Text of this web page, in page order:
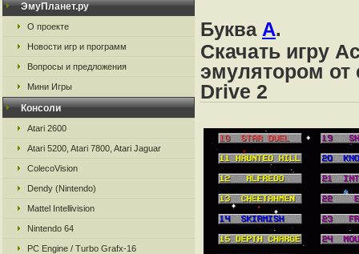
ЭмуПланет.ру
О проекте
Новости игр и программ
Вопросы и предложения
Мини Игры
Консоли
Atari 2600
Atari 5200, Atari 7800, Atari Jaguar
ColecoVision
Dendy (Nintendo)
Mattel Intellivision
Nintendo 64
PC Engine / Turbo Grafx-16
Буква A.
Скачать игру
эмулятором от
Drive 2